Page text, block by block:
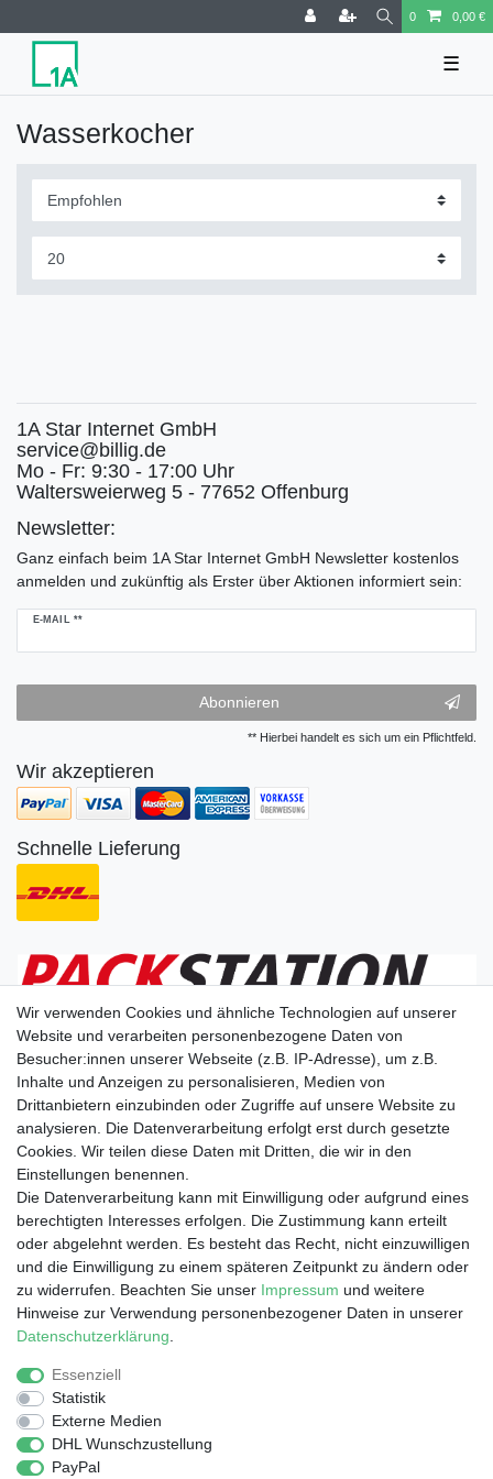
0 0,00 €
☰
Wasserkocher
1A Star Internet GmbH
service@billig.de
Mo - Fr: 9:30 - 17:00 Uhr
Waltersweierweg 5 - 77652 Offenburg
Newsletter:
Ganz einfach beim 1A Star Internet GmbH Newsletter kostenlos
anmelden und zukünftig als Erster über Aktionen informiert sein:
E-MAIL **
Newsletter
Abonnieren
** Hierbei handelt es sich um ein Pflichtfeld.
Wir akzeptieren
Schnelle Lieferung
Wir liefern nach
Dein Vorteil
Schnelle Lieferzeiten
Käuferschutz
Datenschutz
Sichere Zahlung durch SSL
Infos
Entsorgung von Elektronik-Altgeräten
Impressum
Wir verwenden Cookies und ähnliche Technologien auf unserer
Website und verarbeiten personenbezogene Daten von
Besucher:innen unserer Webseite (z.B. IP-Adresse), um z.B.
Inhalte und Anzeigen zu personalisieren, Medien von
Drittanbietern einzubinden oder Zugriffe auf unsere Website zu
analysieren. Die Datenverarbeitung erfolgt erst durch gesetzte
Cookies. Wir teilen diese Daten mit Dritten, die wir in den
Einstellungen benennen.
Die Datenverarbeitung kann mit Einwilligung oder aufgrund eines
berechtigten Interesses erfolgen. Die Zustimmung kann erteilt
oder abgelehnt werden. Es besteht das Recht, nicht einzuwilligen
und die Einwilligung zu einem späteren Zeitpunkt zu ändern oder
zu widerrufen. Beachten Sie unser Impressum und weitere
Hinweise zur Verwendung personenbezogener Daten in unserer
Daten­schutz­erklärung
Essenziell
Statistik
Externe Medien
DHL Wunschzustellung
PayPal